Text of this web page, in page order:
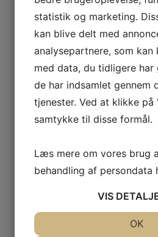
This product has multiple variants. The options may be chosen on the product page
155,00kr. –385,00kr.
statistik og marketing.
kan blive delt med
analysepartnere, som kan
med data, du tidligere har
de har indsamlet gennem
tjenester. Ved at klikke på
samtykke til disse formål.
Læs mere om vores brug
behandling af persondata
VIS
OK